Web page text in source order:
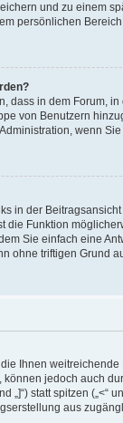
und zu einem
persönlichen
dass in dem Forum,
von Benutzern
wenn
in der
Funktion
Sie einfach eine
ohne triftigen Grund
Ihnen
jedoch auch
„]“) statt spitzen
aus